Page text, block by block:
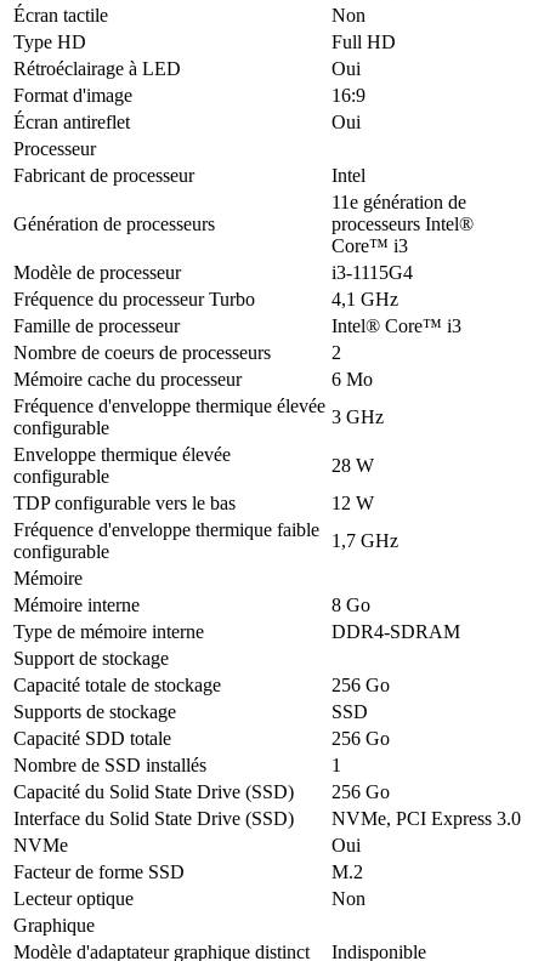
Écran tactile
Non
Type HD
Full HD
Rétroéclairage à LED
Oui
Format d'image
16:9
Écran antireflet
Oui
Processeur
Fabricant de processeur
Intel
Génération de processeurs
11e génération de
processeurs Intel®
Core™ i3
Modèle de processeur
i3-1115G4
Fréquence du processeur Turbo
4,1 GHz
Famille de processeur
Intel® Core™ i3
Nombre de coeurs de processeurs
2
Mémoire cache du processeur
6 Mo
Fréquence d'enveloppe thermique élevée
configurable
3 GHz
Enveloppe thermique élevée
configurable
28 W
TDP configurable vers le bas
12 W
Fréquence d'enveloppe thermique faible
configurable
1,7 GHz
Mémoire
Mémoire interne
8 Go
Type de mémoire interne
DDR4-SDRAM
Support de stockage
Capacité totale de stockage
256 Go
Supports de stockage
SSD
Capacité SDD totale
256 Go
Nombre de SSD installés
1
Capacité du Solid State Drive (SSD)
256 Go
Interface du Solid State Drive (SSD)
NVMe, PCI Express 3.0
NVMe
Oui
Facteur de forme SSD
M.2
Lecteur optique
Non
Graphique
Modèle d'adaptateur graphique distinct
Indisponible